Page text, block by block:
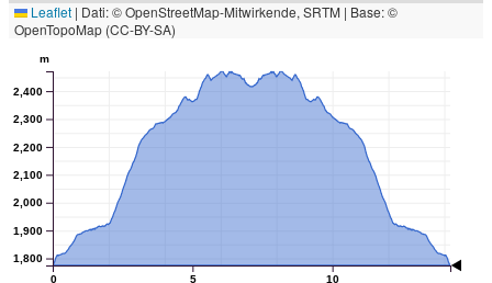
Leaflet | Dati: © OpenStreetMap-Mitwirkende, SRTM | Base: ©
OpenTopoMap (CC-BY-SA)
0 5 10
1,800
1,900
2,000
2,100
2,200
2,300
2,400
m